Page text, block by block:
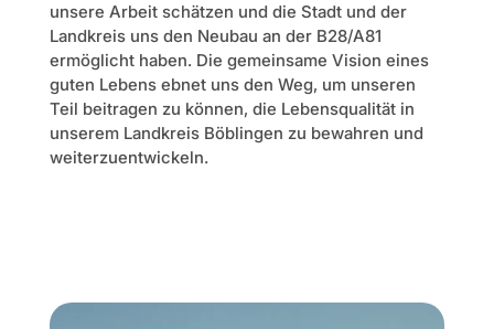
unsere Arbeit schätzen und die Stadt und der
Landkreis uns den Neubau an der B28/A81
ermöglicht haben. Die gemeinsame Vision eines
guten Lebens ebnet uns den Weg, um unseren
Teil beitragen zu können, die Lebensqualität in
unserem Landkreis Böblingen zu bewahren und
weiterzuentwickeln.